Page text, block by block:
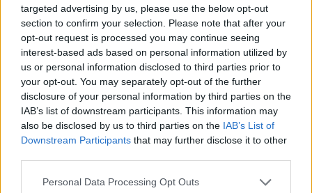
targeted advertising by us, please use the below opt-out
section to confirm your selection. Please note that after your
opt-out request is processed you may continue seeing
interest-based ads based on personal information utilized by
us or personal information disclosed to third parties prior to
your opt-out. You may separately opt-out of the further
disclosure of your personal information by third parties on the
IAB’s list of downstream participants. This information may
also be disclosed by us to third parties on the IAB’s List of
Downstream Participants that may further disclose it to other
Please note that this website/app uses one or more Google
Personal Data Processing Opt Outs